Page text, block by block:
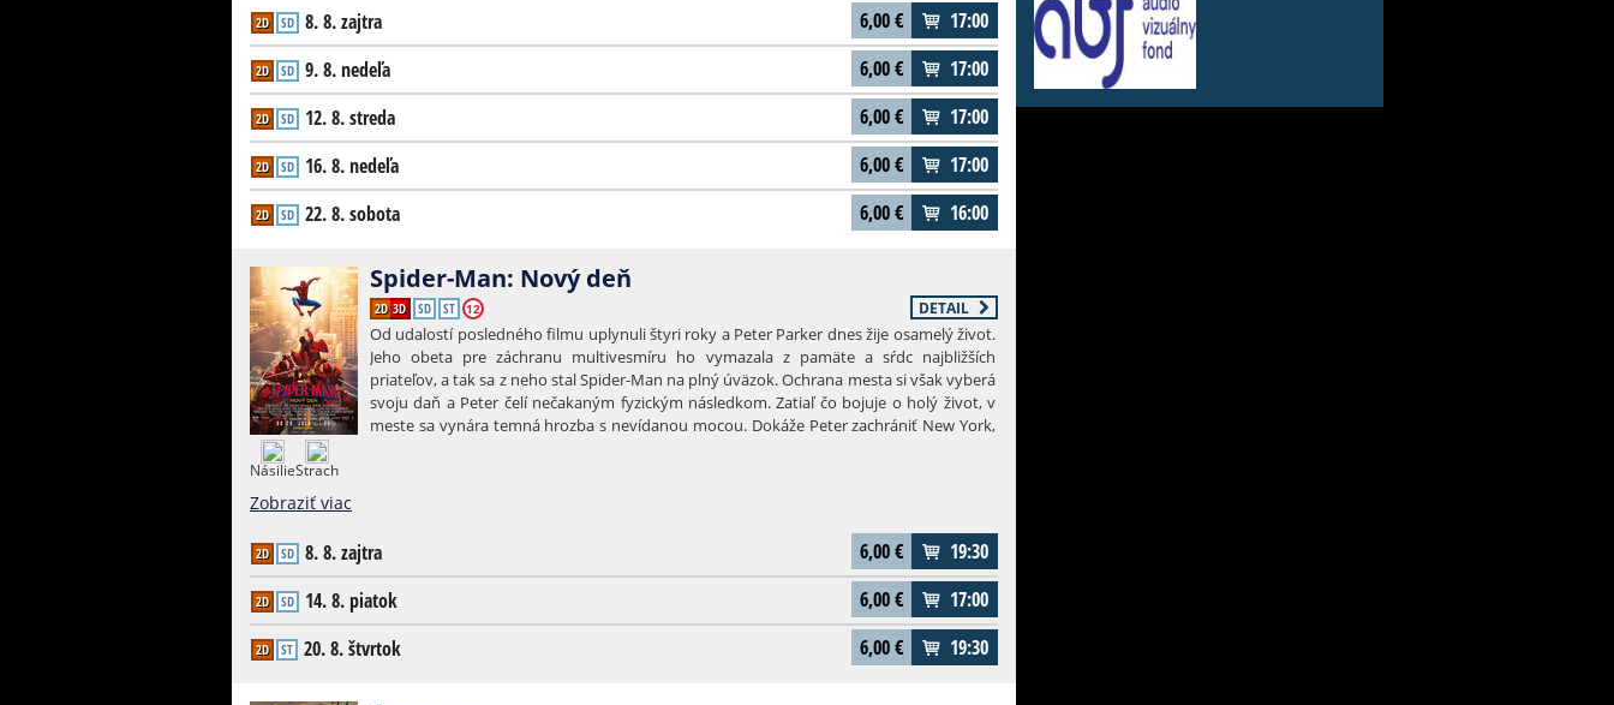
štvornohí chlpáči), milujú deti po celom svete. Rovnomenný televízny seriál láme
rekordy v sledovanosti, rovnako sa darí predaju hračiek a podobne úspešné boli aj ich
dve filmové dobrodružstvá. A teraz je tu nový film a spolu s ním aj výprava Labkovej
patroly na tajuplný ostrov mimo civilizácie, na ktorom doteraz žijú dinosaury. O tomto
kolosálnom objave sa, bohužiaľ, dozvie aj starosta Humdinger, najväčší nepriateľ psích
záchranárov, ktorý navyše zistí, že sa na ostrove nachádza aj obrie nálezisko diamantov.
Tie sú pre neho oveľa zaujímavejšie ako prerastené jaštery. Rozhodne sa ich vyťažiť s
pomocou dynamitu, aby to šlo rýchlejšie, no nevšimne si, že sa kúsok od diamantovej
bane nachádza spiaca sopka, ktorú pár výbuchov s istotou prebudí. V tej chvíli
prichádza na rad Labková patrola a jej záchranná operácia, ktorej cieľom bude dostať
Zobraziť viac
2D SD 8. 8. zajtra 6,00€ 17:00
2D SD 9. 8. nedeľa 6,00€ 17:00
2D SD 12. 8. streda 6,00€ 17:00
2D SD 16. 8. nedeľa 6,00€ 17:00
2D SD 22. 8. sobota 6,00€ 16:00
Spider-Man: Nový deň
2D 3D SD ST 12 DETAIL
Od udalostí posledného filmu uplynuli štyri roky a Peter Parker dnes žije osamelý život.
Jeho obeta pre záchranu multivesmíru ho vymazala z pamäte a sŕdc najbližších
priateľov, a tak sa z neho stal Spider-Man na plný úväzok. Ochrana mesta si však vyberá
svoju daň a Peter čelí nečakaným fyzickým následkom. Zatiaľ čo bojuje o holý život, v
meste sa vynára temná hrozba s nevídanou mocou. Dokáže Peter zachrániť New York,
NásilieStrach
Zobraziť viac
2D SD 8. 8. zajtra 6,00€ 19:30
2D SD 14. 8. piatok 6,00€ 17:00
2D ST 20. 8. štvrtok 6,00€ 19:30